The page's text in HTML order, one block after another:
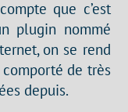
que c’est
plugin nommé
on se rend
de très
depuis.